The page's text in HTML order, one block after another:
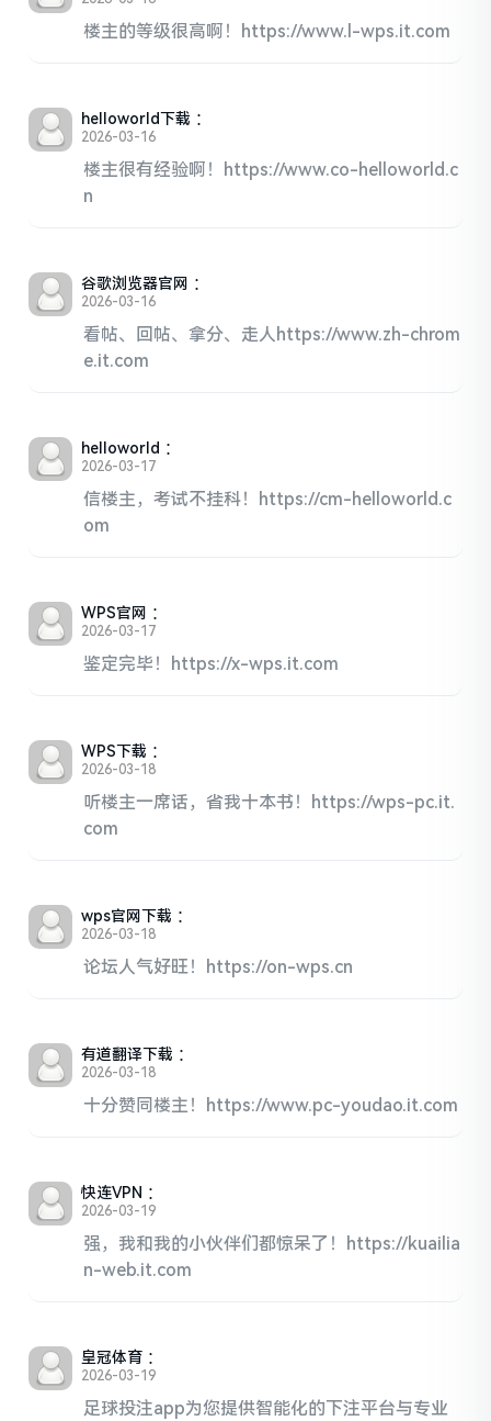
楼主的等级很高啊！https://www.l-wps.it.com
helloworld下载 ：
2026-03-16
楼主很有经验啊！https://www.co-helloworld.c
n
谷歌浏览器官网 ：
2026-03-16
看帖、回帖、拿分、走人https://www.zh-chrom
e.it.com
helloworld ：
2026-03-17
信楼主，考试不挂科！https://cm-helloworld.c
om
WPS官网 ：
2026-03-17
鉴定完毕！https://x-wps.it.com
WPS下载 ：
2026-03-18
听楼主一席话，省我十本书！https://wps-pc.it.
com
wps官网下载 ：
2026-03-18
论坛人气好旺！https://on-wps.cn
有道翻译下载 ：
2026-03-18
十分赞同楼主！https://www.pc-youdao.it.com
快连VPN ：
2026-03-19
强，我和我的小伙伴们都惊呆了！https://kuailia
n-web.it.com
皇冠体育 ：
2026-03-19
足球投注app为您提供智能化的下注平台与专业